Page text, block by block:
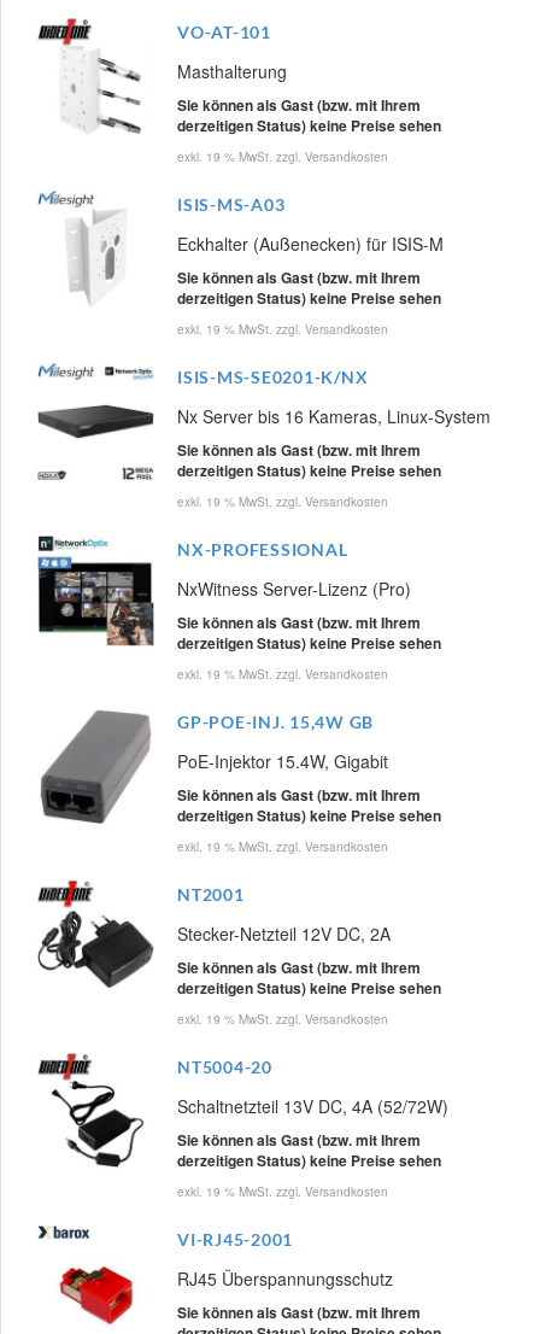
VO-AT-101
Masthalterung
Sie können als Gast (bzw. mit Ihrem
derzeitigen Status) keine Preise sehen
exkl. 19 % MwSt. zzgl.Versandkosten
ISIS-MS-A03
Eckhalter (Außenecken) für ISIS-M
Sie können als Gast (bzw. mit Ihrem
derzeitigen Status) keine Preise sehen
exkl. 19 % MwSt. zzgl.Versandkosten
ISIS-MS-SE0201-K/NX
Nx Server bis 16 Kameras, Linux-System
Sie können als Gast (bzw. mit Ihrem
derzeitigen Status) keine Preise sehen
exkl. 19 % MwSt. zzgl.Versandkosten
NX-PROFESSIONAL
NxWitness Server-Lizenz (Pro)
Sie können als Gast (bzw. mit Ihrem
derzeitigen Status) keine Preise sehen
exkl. 19 % MwSt. zzgl.Versandkosten
GP-POE-INJ. 15,4W GB
PoE-Injektor 15.4W, Gigabit
Sie können als Gast (bzw. mit Ihrem
derzeitigen Status) keine Preise sehen
exkl. 19 % MwSt. zzgl.Versandkosten
NT2001
Stecker-Netzteil 12V DC, 2A
Sie können als Gast (bzw. mit Ihrem
derzeitigen Status) keine Preise sehen
exkl. 19 % MwSt. zzgl.Versandkosten
NT5004-20
Schaltnetzteil 13V DC, 4A (52/72W)
Sie können als Gast (bzw. mit Ihrem
derzeitigen Status) keine Preise sehen
exkl. 19 % MwSt. zzgl.Versandkosten
VI-RJ45-2001
RJ45 Überspannungsschutz
Sie können als Gast (bzw. mit Ihrem